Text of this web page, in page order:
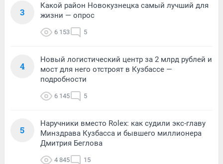
3
Какой район Новокузнецка самый лучший для
жизни — опрос
6 153 5
4
Новый логистический центр за 2 млрд рублей и
мост для него отстроят в Кузбассе —
подробности
6 145 5
5
Наручники вместо Rolex: как судили экс-главу
Минздрава Кузбасса и бывшего миллионера
Дмитрия Беглова
4 845 15